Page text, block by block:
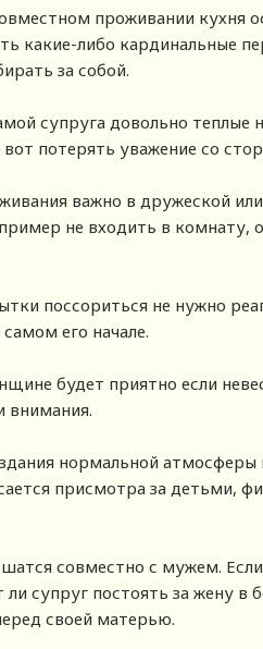
проживании кухня
какие-либо кардинальные
за собой.
супруга довольно теплые
потерять уважение со
важно в дружеской
не входить в комнату,
поссориться не нужно
его начале.
будет приятно если
внимания.
нормальной атмосферы
присмотра за детьми,
совместно с мужем.
супруг постоять за жену в
своей матерью.